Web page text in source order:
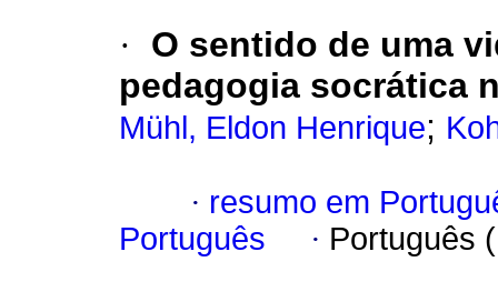
·
O sentido de uma
pedagogia socrática
Mühl, Eldon Henrique;
· resumo em
Português
· Português